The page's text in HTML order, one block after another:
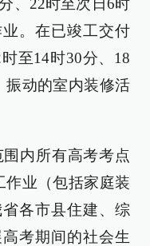
、22时至次日6时
。在已竣工交付
至14时30分、18
振动的室内装修活
内所有高考考点
作业（包括家庭装
各市县住建、综
考期间的社会生